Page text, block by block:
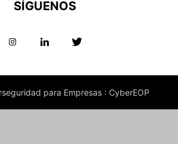
SÍGUENOS
para Empresas : CyberEOP